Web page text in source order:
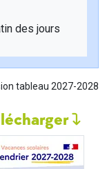
des jours
tableau 2027-2028